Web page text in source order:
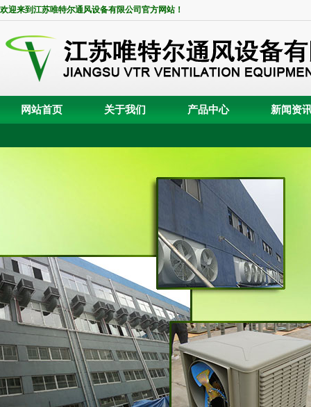
欢迎来到江苏唯特尔通风设备有限公司官方网站！
网站首页 关于我们 产品中心 新闻资